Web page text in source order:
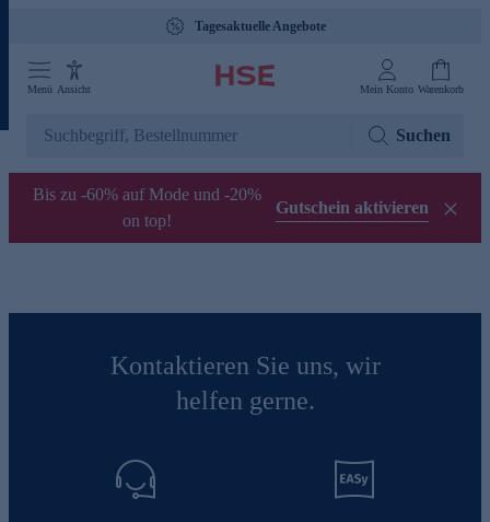
Tagesaktuelle Angebote
Menü Ansicht Mein Konto Warenkorb
Suchen
Bis zu -60% auf Mode und -20%
on top!
Gutschein aktivieren
Kontaktieren Sie uns, wir
helfen gerne.